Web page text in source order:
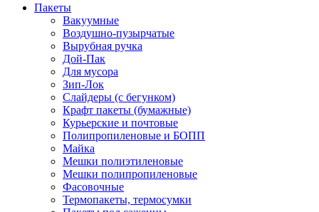
Пакеты
Вакуумные
Воздушно-пузырчатые
Вырубная ручка
Дой-Пак
Для мусора
Зип-Лок
Слайдеры (с бегунком)
Крафт пакеты (бумажные)
Курьерские и почтовые
Полипропиленовые и БОПП
Майка
Мешки полиэтиленовые
Мешки полипропиленовые
Фасовочные
Термопакеты, термосумки